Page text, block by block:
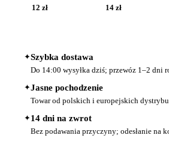
12 zł 14 zł
✦Szybka dostawa
Do 14:00 wysyłka dziś; przewóz 1–2 dni
✦Jasne pochodzenie
Towar od polskich i europejskich
✦14 dni na zwrot
Bez podawania przyczyny; odesłanie na